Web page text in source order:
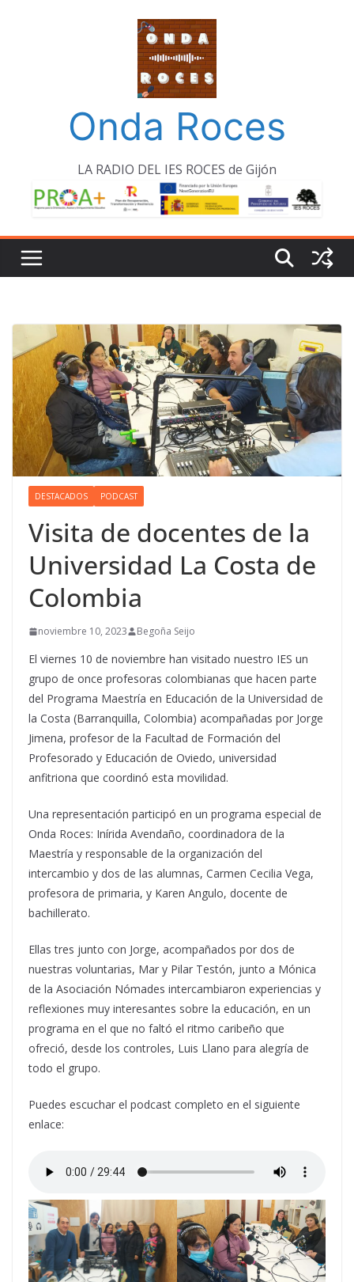
Onda Roces
LA RADIO DEL IES ROCES de Gijón
DESTACADOS PODCAST
Visita de docentes de la
Universidad La Costa de
Colombia
noviembre 10, 2023 Begoña Seijo
El viernes 10 de noviembre han visitado nuestro IES un
grupo de once profesoras colombianas que hacen parte
del Programa Maestría en Educación de la Universidad de
la Costa (Barranquilla, Colombia) acompañadas por Jorge
Jimena, profesor de la Facultad de Formación del
Profesorado y Educación de Oviedo, universidad
anfitriona que coordinó esta movilidad.
Una representación participó en un programa especial de
Onda Roces: Inírida Avendaño, coordinadora de la
Maestría y responsable de la organización del
intercambio y dos de las alumnas, Carmen Cecilia Vega,
profesora de primaria, y Karen Angulo, docente de
bachillerato.
Ellas tres junto con Jorge, acompañados por dos de
nuestras voluntarias, Mar y Pilar Testón, junto a Mónica
de la Asociación Nómades intercambiaron experiencias y
reflexiones muy interesantes sobre la educación, en un
programa en el que no faltó el ritmo caribeño que
ofreció, desde los controles, Luis Llano para alegría de
todo el grupo.
Puedes escuchar el podcast completo en el siguiente
enlace: